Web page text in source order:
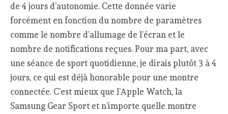
de 4 jours d’autonomie. Cette donnée varie
forcément en fonction du nombre de paramètres
comme le nombre d’allumage de l’écran et le
nombre de notifications reçues. Pour ma part, avec
une séance de sport quotidienne, je dirais plutôt 3 à 4
jours, ce qui est déjà honorable pour une montre
connectée. C’est mieux que l’Apple Watch, la
Samsung Gear Sport et n’importe quelle montre